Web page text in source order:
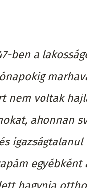
ben a
nem voltak
ahonnan
hagynia